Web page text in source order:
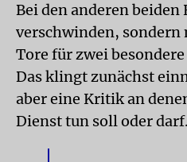
Bei den anderen
verschwinden, sondern
Tore für zwei
Das klingt zunächst
aber eine Kritik an
Dienst tun soll oder darf.